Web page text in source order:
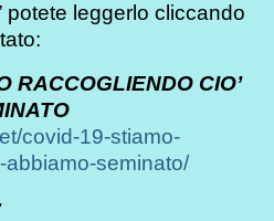
potete leggerlo cliccando
RACCOGLIENDO CIO’
covid-19-stiamo-
seminato/